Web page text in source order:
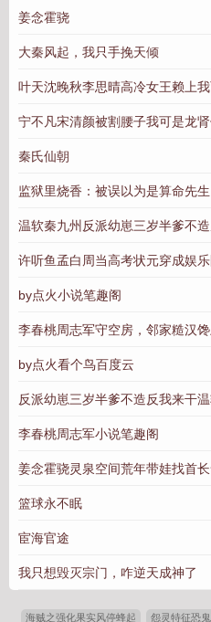
姜念霍骁
大秦风起，我只手挽天倾
叶天沈晚秋李思晴高冷女王赖上
宁不凡宋清颜被割腰子我可是龙
秦氏仙朝
监狱里烧香：被误以为是算命先生
温软秦九州反派幼崽三岁半爹不
许听鱼孟白周当高考状元穿成娱
by点火小说笔趣阁
李春桃周志军守空房，邻家糙汉
by点火看个鸟百度云
反派幼崽三岁半爹不造反我来干
李春桃周志军小说笔趣阁
姜念霍骁灵泉空间荒年带娃找首
篮球永不眠
宦海官途
我只想毁灭宗门，咋逆天成神了
海贼之强化果实风停蜂起 怨灵特征恐